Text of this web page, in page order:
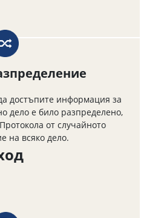
достъпите информация за
дело е било разпределено,
от случайното
на всяко дело.